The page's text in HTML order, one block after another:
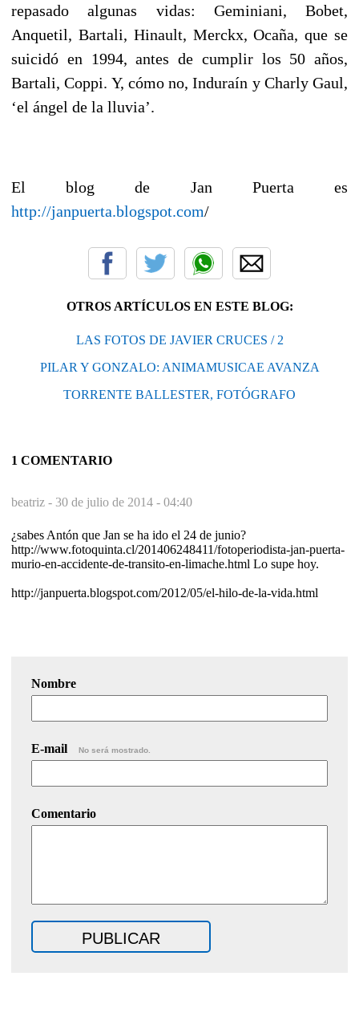
repasado algunas vidas: Geminiani, Bobet,
Anquetil, Bartali, Hinault, Merckx, Ocaña, que se
suicidó en 1994, antes de cumplir los 50 años,
Bartali, Coppi. Y, cómo no, Induraín y Charly Gaul,
‘el ángel de la lluvia’.
El blog de Jan Puerta es
http://janpuerta.blogspot.com/
OTROS ARTÍCULOS EN ESTE BLOG:
LAS FOTOS DE JAVIER CRUCES / 2
PILAR Y GONZALO: ANIMAMUSICAE AVANZA
TORRENTE BALLESTER, FOTÓGRAFO
1 COMENTARIO
beatriz - 30 de julio de 2014 - 04:40
¿sabes Antón que Jan se ha ido el 24 de junio?
http://www.fotoquinta.cl/201406248411/fotoperiodista-jan-puerta-
murio-en-accidente-de-transito-en-limache.html Lo supe hoy.
http://janpuerta.blogspot.com/2012/05/el-hilo-de-la-vida.html
Nombre
E-mail No será mostrado.
Comentario